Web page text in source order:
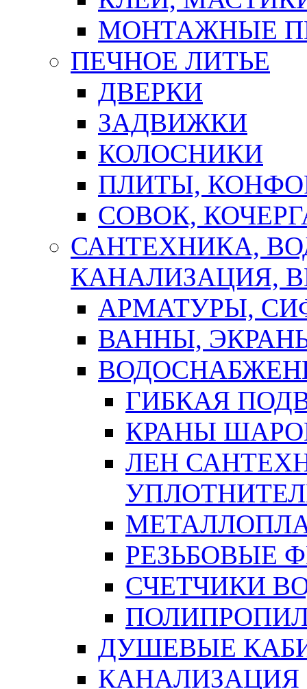
МОНТАЖНЫЕ
ПЕЧНОЕ ЛИТЬЕ
ДВЕРКИ
ЗАДВИЖКИ
КОЛОСНИКИ
ПЛИТЫ,
СОВОК,
САНТЕХНИКА,
КАНАЛИЗАЦИЯ,
АРМАТУРЫ,
ВАННЫ,
ГИБКАЯ
КРАНЫ
ЛЕН
РЕЗЬБОВЫЕ
СЧЕТЧИКИ
ДУШЕВЫЕ
КАНАЛИЗАЦИЯ